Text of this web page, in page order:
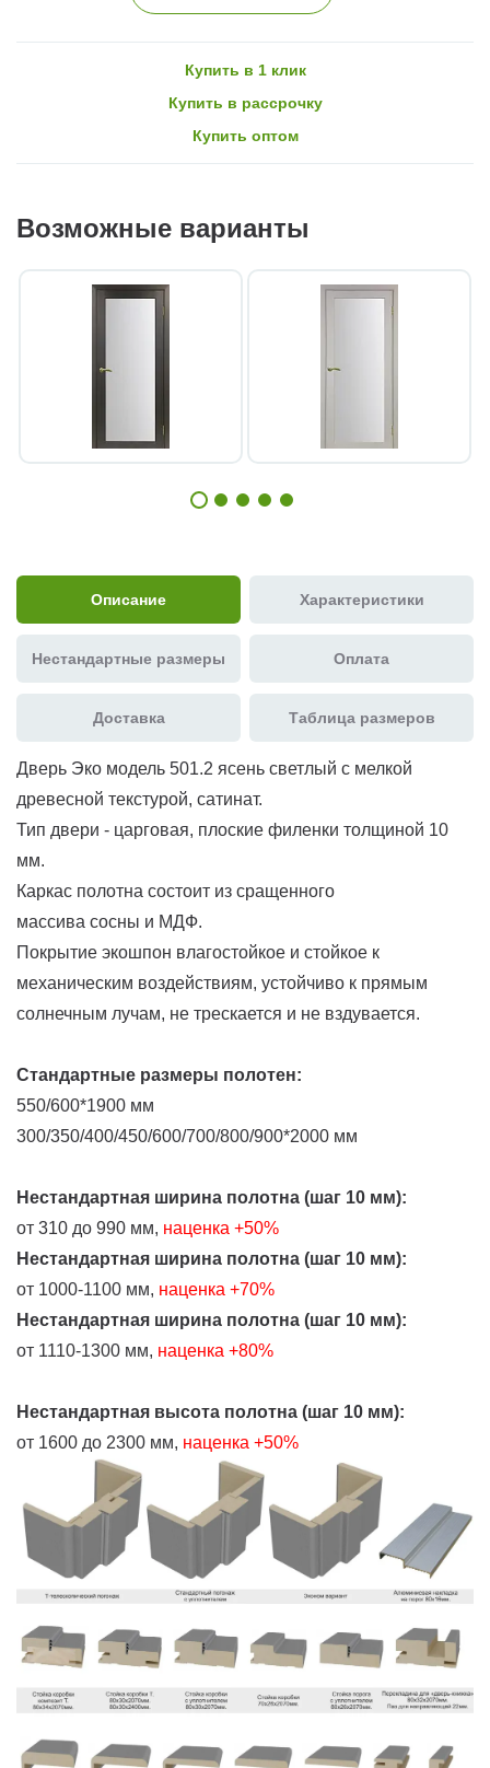
Купить в 1 клик
Купить в рассрочку
Купить оптом
Возможные варианты
Описание Характеристики
Нестандартные размеры Оплата
Доставка Таблица размеров
Дверь Эко модель 501.2 ясень светлый с мелкой
древесной текстурой, сатинат.
Тип двери - царговая, плоские филенки толщиной 10
мм.
Каркас полотна состоит из сращенного
массива сосны и МДФ.
Покрытие экошпон влагостойкое и стойкое к
механическим воздействиям, устойчиво к прямым
солнечным лучам, не трескается и не вздувается.
Стандартные размеры полотен:
550/600*1900 мм
300/350/400/450/600/700/800/900*2000 мм
Нестандартная ширина полотна (шаг 10 мм):
от 310 до 990 мм, наценка +50%
Нестандартная ширина полотна (шаг 10 мм):
от 1000-1100 мм, наценка +70%
Нестандартная ширина полотна (шаг 10 мм):
от 1110-1300 мм, наценка +80%
Нестандартная высота полотна (шаг 10 мм):
от 1600 до 2300 мм, наценка +50%